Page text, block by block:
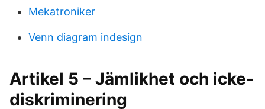
Mekatroniker
Venn diagram indesign
Artikel 5 – Jämlikhet och icke-
diskriminering